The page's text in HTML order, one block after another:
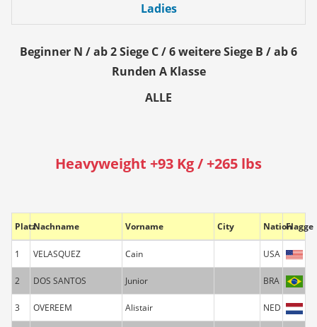
Ladies
Beginner N / ab 2 Siege C / 6 weitere Siege B / ab 6
Runden A Klasse
ALLE
Heavyweight +93 Kg / +265 lbs
PlatzNachname Vorname City NationFlagge
1 VELASQUEZ Cain USA
2 DOS SANTOS Junior BRA
3 OVEREEM Alistair NED